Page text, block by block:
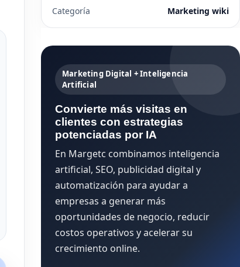
Categoría
Marketing wiki
Marketing Digital + Inteligencia
Artificial
Convierte más visitas en
clientes con estrategias
potenciadas por IA
En Margetc combinamos inteligencia
artificial, SEO, publicidad digital y
automatización para ayudar a
empresas a generar más
oportunidades de negocio, reducir
costos operativos y acelerar su
crecimiento online.